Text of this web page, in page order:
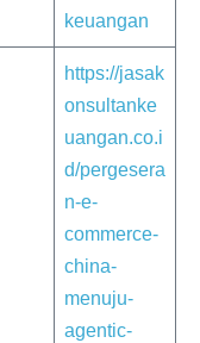
keuangan
https://jasak
onsultanke
uangan.co.i
d/pergesera
n-e-
commerce-
china-
menuju-
agentic-